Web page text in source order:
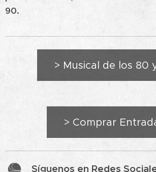
90.
> Musical de los 80
> Comprar
Síguenos en Redes